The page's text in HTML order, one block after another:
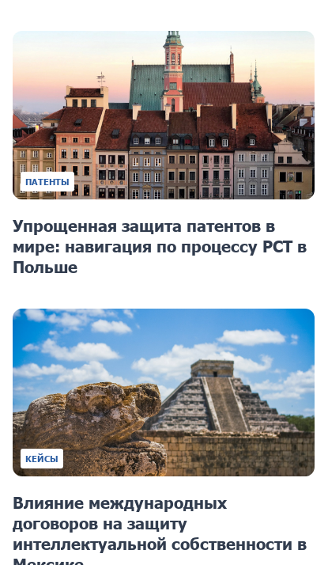
ПАТЕНТЫ
Упрощенная защита патентов в
мире: навигация по процессу PCT в
Польше
КЕЙСЫ
Влияние международных
договоров на защиту
интеллектуальной собственности в